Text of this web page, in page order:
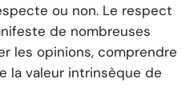
ou non. Le respect
de nombreuses
les opinions, comprendre
la valeur intrinsèque de